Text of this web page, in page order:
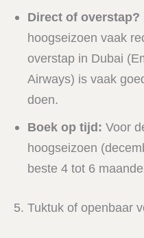
Direct of overstap?
hoogseizoen vaak
overstap in Dubai
Airways) is vaak
doen.
Boek op tijd: Voor
hoogseizoen
beste 4 tot 6
5. Tuktuk of openbaar